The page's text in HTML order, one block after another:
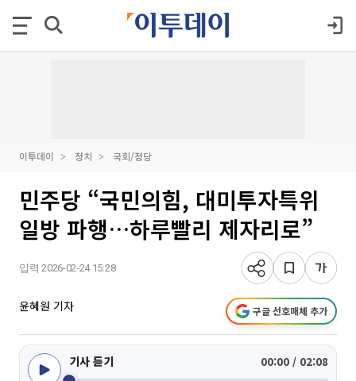
이투데이 정치 국회/정당
민주당 “국민의힘, 대미투자특위
일방 파행…하루빨리 제자리로”
입력 2026-02-24 15:28
윤혜원 기자 구글 선호매체 추가
기사 듣기 00:00 / 02:08